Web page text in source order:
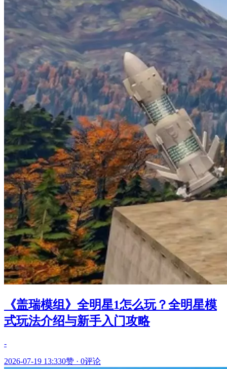
《盖瑞模组》全明星1怎么玩？全明星模
式玩法介绍与新手入门攻略
-
2026-07-19 13:330赞 · 0评论